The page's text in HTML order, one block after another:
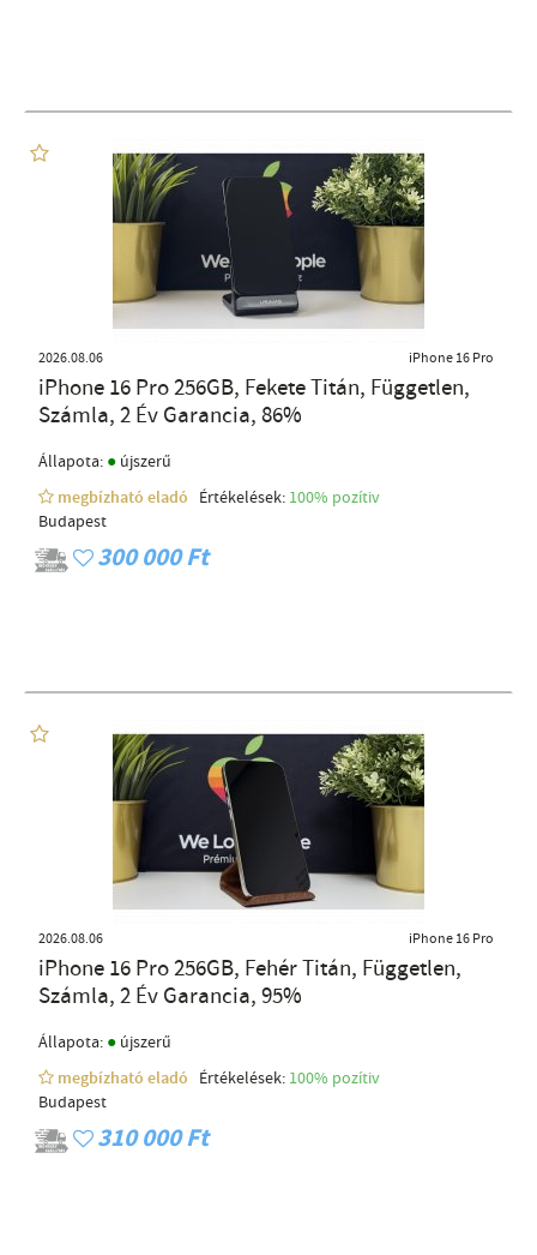
2026.08.06 iPhone 16 Pro
iPhone 16 Pro 256GB, Fekete Titán, Független,
Számla, 2 Év Garancia, 86%
Állapota: ● újszerű
megbízható eladó
Értékelések: 100% pozítiv
Budapest
300 000 Ft
2026.08.06 iPhone 16 Pro
iPhone 16 Pro 256GB, Fehér Titán, Független,
Számla, 2 Év Garancia, 95%
Állapota: ● újszerű
megbízható eladó
Értékelések: 100% pozítiv
Budapest
310 000 Ft